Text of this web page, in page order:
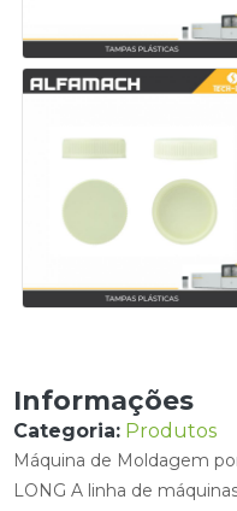
Informações
Categoria: Produtos
Máquina de Moldagem
LONG A linha de